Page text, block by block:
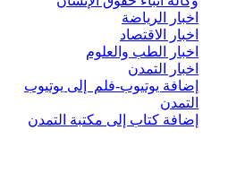
اخبار الرياضة
اخبار الاقتصاد
اخبار الطب والعلوم
اخبار التمدن
إضافة يوتيوب-فلم إلى يوتيوب
التمدن
إضافة كتاب إلى مكتبة التمدن